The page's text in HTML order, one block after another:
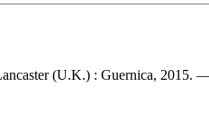
(U.K.) : Guernica, 2015. —